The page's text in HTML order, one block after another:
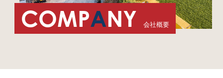
COMPANY 会社概要